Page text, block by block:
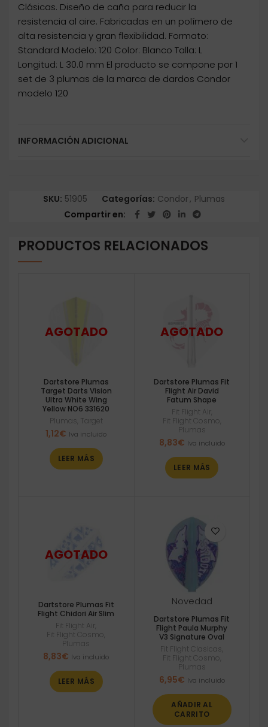
Clásicas. Diseño de caña para reducir la
resistencia al aire. Fabricadas en un polímero de
alta resistencia y gran flexibilidad. Formato:
Standard Modelo: 120 Color: Blanco Talla: L
Longitud: L 30.0 mm El producto se compone por 1
set de 3 plumas de la marca de dardos Condor
modelo 120
INFORMACIÓN ADICIONAL
SKU: 51905 Categorías: Condor, Plumas
Compartir en
PRODUCTOS RELACIONADOS
Dartstore Plumas
Target Darts Vision
Ultra White Wing
Yellow NO6 331620
Plumas Target
1,12€ Iva incluido
LEER MÁS
Dartstore Plumas Fit
Flight Air David
Fatum Shape
Fit Flight Air
Fit Flight Cosmo
Plumas
8,83€ Iva incluido
LEER MÁS
Dartstore Plumas Fit
Flight Chidori Air Slim
Fit Flight Air
Fit Flight Cosmo
Plumas
8,83€ Iva incluido
LEER MÁS
Novedad
Dartstore Plumas Fit
Flight Paula Murphy
V3 Signature Oval
Fit Flight Clasicas
Fit Flight Cosmo
Plumas
6,95€ Iva incluido
AÑADIR AL
CARRITO